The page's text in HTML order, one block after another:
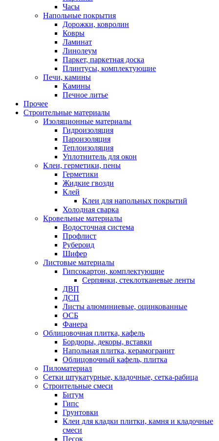
Часы
Напольные покрытия
Дорожки, ковролин
Ковры
Ламинат
Линолеум
Паркет, паркетная доска
Плинтусы, комплектующие
Печи, камины
Камины
Печное литье
Прочее
Строительные материалы
Изоляционные материалы
Гидроизоляция
Пароизоляция
Теплоизоляция
Уплотнитель для окон
Клеи, герметики, пены
Герметики
Жидкие гвозди
Клей
Клеи для напольных покрытий
Холодная сварка
Кровельные материалы
Водосточная система
Профлист
Рубероид
Шифер
Листовые материалы
Гипсокартон, комплектующие
Серпянки, стеклотканевые ленты
ДВП
ДСП
Листы алюминиевые, оцинкованные
ОСБ
Фанера
Облицовочная плитка, кафель
Бордюры, декоры, вставки
Напольная плитка, керамогранит
Облицовочный кафель, плитка
Пиломатериал
Сетки штукатурные, кладочные, сетка-рабица
Строительные смеси
Битум
Гипс
Грунтовки
Клеи для кладки плитки, камня и кладочные
смеси
Песок